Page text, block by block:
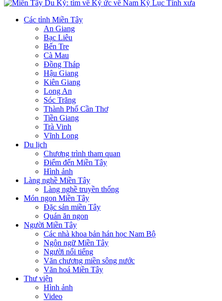
Các tỉnh Miền Tây
An Giang
Bạc Liêu
Bến Tre
Cà Mau
Đồng Tháp
Hậu Giang
Kiên Giang
Long An
Sóc Trăng
Thành Phố Cần Thơ
Tiền Giang
Trà Vinh
Vĩnh Long
Du lịch
Chương trình tham quan
Điểm đến Miền Tây
Hình ảnh
Làng nghề Miền Tây
Làng nghề truyền thống
Món ngon Miền Tây
Đặc sản miền Tây
Quán ăn ngon
Người Miền Tây
Các nhà khoa bản hán học Nam Bộ
Ngôn ngữ Miền Tây
Người nổi tiếng
Văn chương miền sông nước
Văn hoá Miền Tây
Thư viện
Hình ảnh
Video